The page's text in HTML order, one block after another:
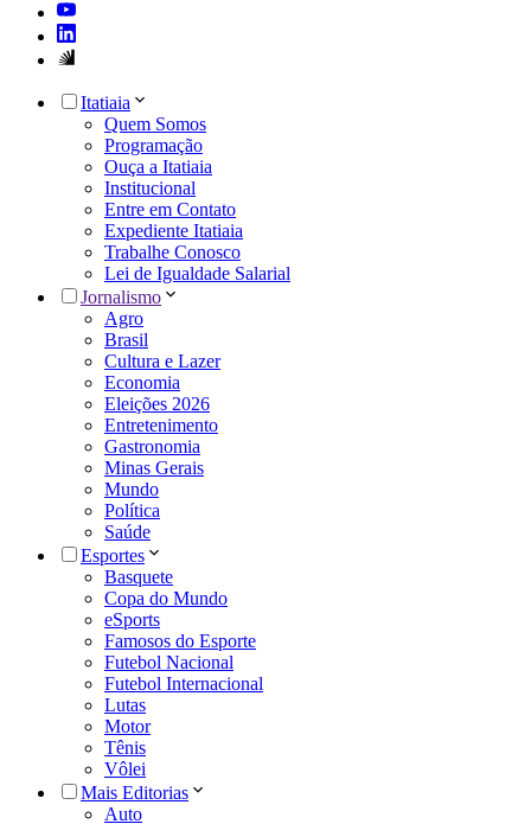
Itatiaia
Quem Somos
Programação
Ouça a Itatiaia
Institucional
Entre em Contato
Expediente Itatiaia
Trabalhe Conosco
Lei de Igualdade Salarial
Jornalismo
Agro
Brasil
Cultura e Lazer
Economia
Eleições 2026
Entretenimento
Gastronomia
Minas Gerais
Mundo
Política
Saúde
Esportes
Basquete
Copa do Mundo
eSports
Famosos do Esporte
Futebol Nacional
Futebol Internacional
Lutas
Motor
Tênis
Vôlei
Mais Editorias
Auto